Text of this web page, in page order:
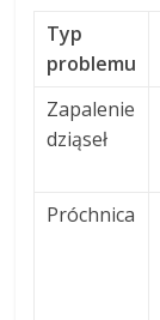
Typ
problemu
Zapalenie
dziąseł
Próchnica